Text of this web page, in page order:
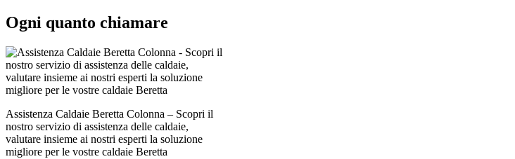
Ogni quanto chiamare
Assistenza Caldaie Beretta Colonna – Scopri il
nostro servizio di assistenza delle caldaie,
valutare insieme ai nostri esperti la soluzione
migliore per le vostre caldaie Beretta